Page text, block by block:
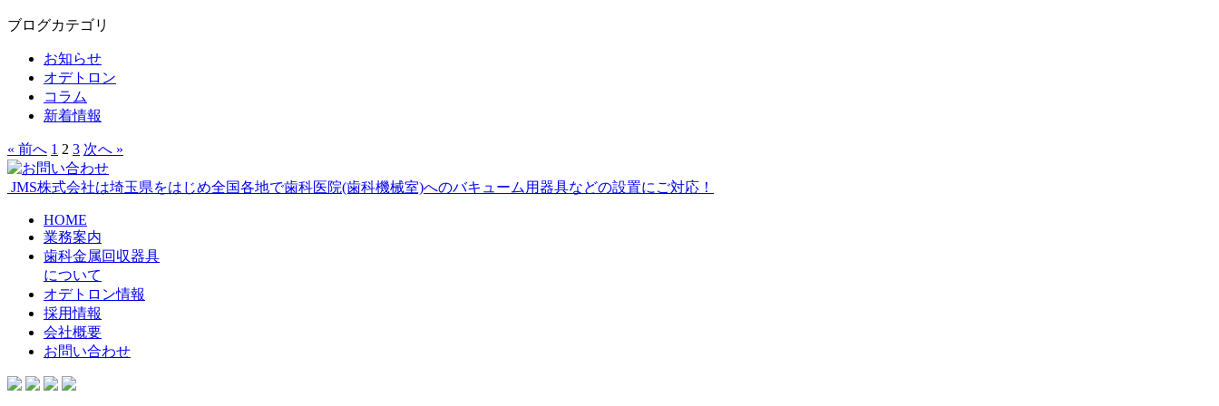
ブログカテゴリ
お知らせ
オデトロン
コラム
新着情報
« 前へ 1 2 3 次へ »
JMS株式会社は埼玉県をはじめ全国各地で歯科医院(歯科機械室)へのバキューム用器具などの設置にご対応！
HOME
業務案内
歯科金属回収器具
について
オデトロン情報
採用情報
会社概要
お問い合わせ